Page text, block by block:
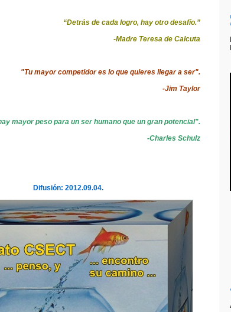
“Detrás de cada logro, hay otro desafío.”
-Madre Teresa de Calcuta
"Tu mayor competidor es lo que quieres llegar a ser".
-Jim Taylor
mayor peso para un ser humano que un gran potencial".
-Charles Schulz
Difusión: 2012.09.04.